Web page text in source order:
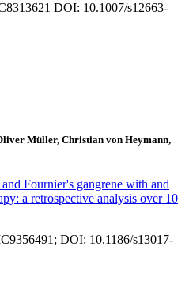
DOI: 10.1007/s12663-
Müller, Christian von Heymann,
Fournier's gangrene with and
a retrospective analysis over 10
DOI: 10.1186/s13017-